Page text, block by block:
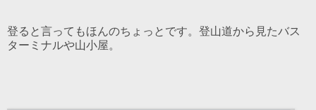
登ると言ってもほんのちょっとです。登山道から見たバス
ターミナルや山小屋。